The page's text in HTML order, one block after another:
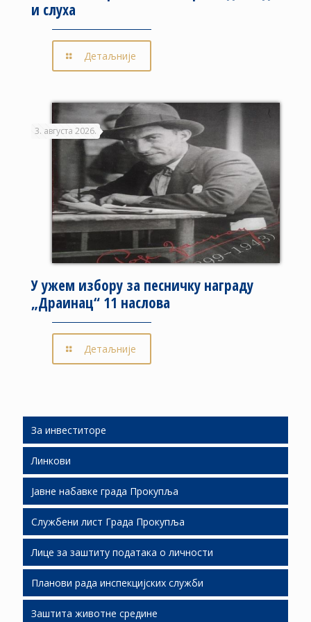
и слуха
Детаљније
3. августа 2026.
У ужем избору за песничку награду
„Драинац“ 11 наслова
Детаљније
За инвеститоре
Људски ресурси
Подршка инвестиционим улагањима
Слободне локације
Економски развој
Јавно партнерство
Линкови
Јавне набавке града Прокупља
Јавне набавке 2026
Јавне набавке 2025
Јавне набавке 2024
Јавне набавке 2023
Службени лист Града Прокупља
СЛГП 2026
СЛГП 2025
СЛГП 2024
Лице за заштиту података о личности
Планови рада инспекцијских служби
Планови рада И.С. за 2019.
Заштита животне средине